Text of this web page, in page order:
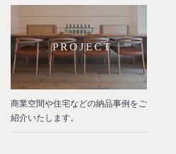
PROJECT
商業空間や住宅などの納品事例をご
紹介いたします。